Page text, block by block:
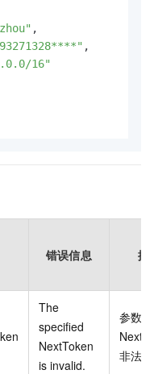
,
,
16"
错误信息 描
The
specified
NextToken
is invalid.
参数
非法.